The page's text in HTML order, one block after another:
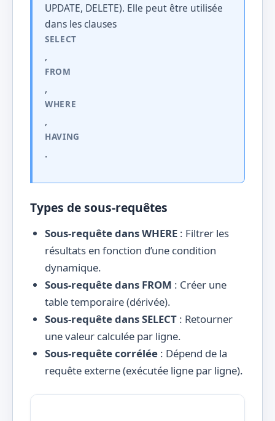
UPDATE, DELETE). Elle peut être utilisée
dans les clauses
SELECT
,
FROM
,
WHERE
,
HAVING
.
Types de sous-requêtes
Sous-requête dans WHERE : Filtrer les
résultats en fonction d’une condition
dynamique.
Sous-requête dans FROM : Créer une
table temporaire (dérivée).
Sous-requête dans SELECT : Retourner
une valeur calculée par ligne.
Sous-requête corrélée : Dépend de la
requête externe (exécutée ligne par ligne).